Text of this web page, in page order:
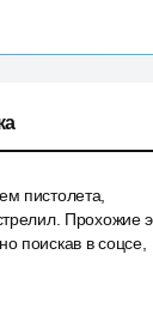
пистолета,
Прохожие
поискав в соцсе,